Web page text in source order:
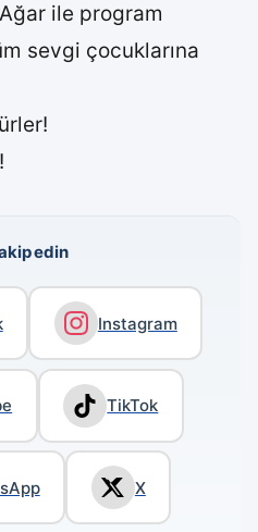
ile program
sevgi çocuklarına
edin
Instagram
TikTok
X